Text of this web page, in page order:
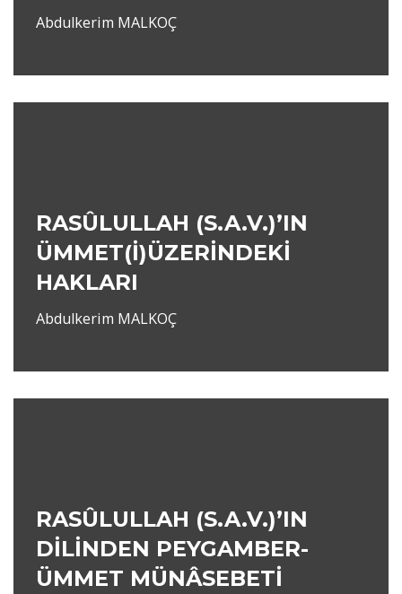
Abdulkerim MALKOÇ
RASÛLULLAH (S.A.V.)’IN
ÜMMET(İ)ÜZERİNDEKİ
HAKLARI
Abdulkerim MALKOÇ
RASÛLULLAH (S.A.V.)’IN
DİLİNDEN PEYGAMBER-
ÜMMET MÜNÂSEBETİ